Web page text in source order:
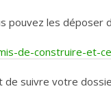
pouvez les déposer
de-construire-et-
suivre votre